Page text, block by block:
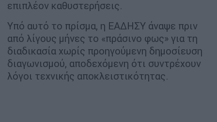
επιπλέον καθυστερήσεις.
Υπό αυτό το πρίσμα, η ΕΑΔΗΣΥ άναψε πριν
από λίγους μήνες το «πράσινο φως» για τη
διαδικασία χωρίς προηγούμενη δημοσίευση
διαγωνισμού, αποδεχόμενη ότι συντρέχουν
λόγοι τεχνικής αποκλειστικότητας.